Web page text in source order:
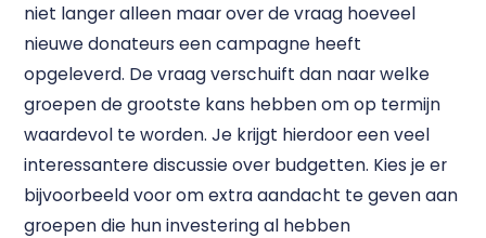
niet langer alleen maar over de vraag hoeveel
nieuwe donateurs een campagne heeft
opgeleverd. De vraag verschuift dan naar welke
groepen de grootste kans hebben om op termijn
waardevol te worden. Je krijgt hierdoor een veel
interessantere discussie over budgetten. Kies je er
bijvoorbeeld voor om extra aandacht te geven aan
groepen die hun investering al hebben